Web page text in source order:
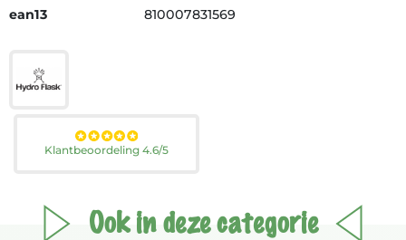
ean13 810007831569
Klantbeoordeling 4.6/5
Ook in deze categorie